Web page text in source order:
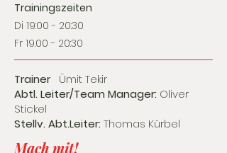
Trainingszeiten
Di 19:00 - 20:30
Fr 19.00 - 20:30
Trainer Ümit Tekir
Abtl. Leiter/Team Manager: Oliver
Stickel
Stellv. Abt.Leiter: Thomas Kürbel
Mach mit!